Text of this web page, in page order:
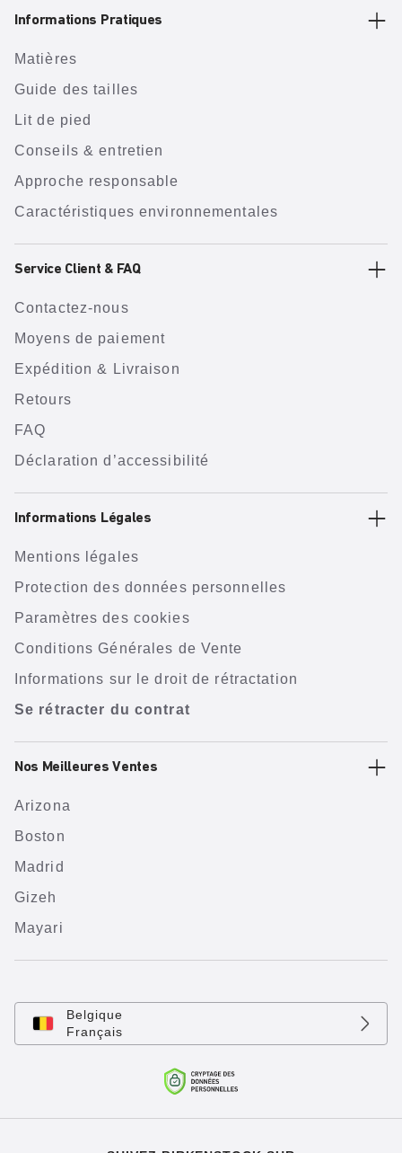
Informations Pratiques
Matières
Guide des tailles
Lit de pied
Conseils & entretien
Approche responsable
Caractéristiques environnementales
Service Client & FAQ
Contactez-nous
Moyens de paiement
Expédition & Livraison
Retours
FAQ
Déclaration d’accessibilité
Informations Légales
Mentions légales
Protection des données personnelles
Paramètres des cookies
Conditions Générales de Vente
Informations sur le droit de rétractation
Se rétracter du contrat
Nos Meilleures Ventes
Arizona
Boston
Madrid
Gizeh
Mayari
Belgique
Français